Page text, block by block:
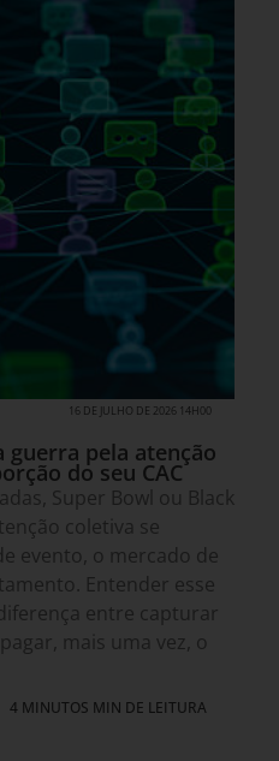
16 DE JULHO DE 2026 14H00
pela atenção
do seu CAC
Super Bowl ou Black
coletiva se
evento, o mercado de
Entender esse
entre capturar
mais uma vez, o
4 MINUTOS MIN DE LEITURA